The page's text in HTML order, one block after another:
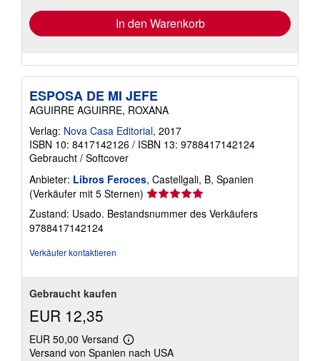
In den Warenkorb
ESPOSA DE MI JEFE
AGUIRRE AGUIRRE, ROXANA
Verlag: Nova Casa Editorial, 2017
ISBN 10: 8417142126 / ISBN 13: 9788417142124
Gebraucht / Softcover
Anbieter: Libros Feroces, Castellgali, B, Spanien
(Verkäufer mit 5 Sternen) Verkäuferbewertung
von
Zustand: Usado. Bestandsnummer des Verkäufers
9788417142124
Verkäufer kontaktieren
Gebraucht kaufen
EUR 12,35
EUR 50,00 Versand
Weitere
Informationen
Versand von Spanien nach USA